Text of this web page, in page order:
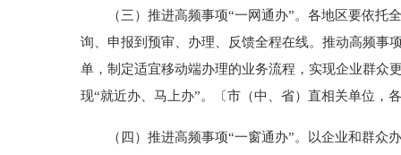
（三）推进高频事项“一网通办”。各地区要依托全
询、申报到预审、办理、反馈全程在线。推动高频事
单，制定适宜移动端办理的业务流程，实现企业群众
现“就近办、马上办”。〔市（中、省）直相关单位，
（四）推进高频事项“一窗通办”。以企业和群众办